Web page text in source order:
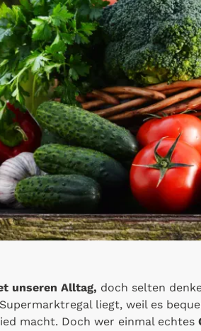
unseren Alltag, doch selten
liegt, weil es
macht. Doch wer einmal echtes